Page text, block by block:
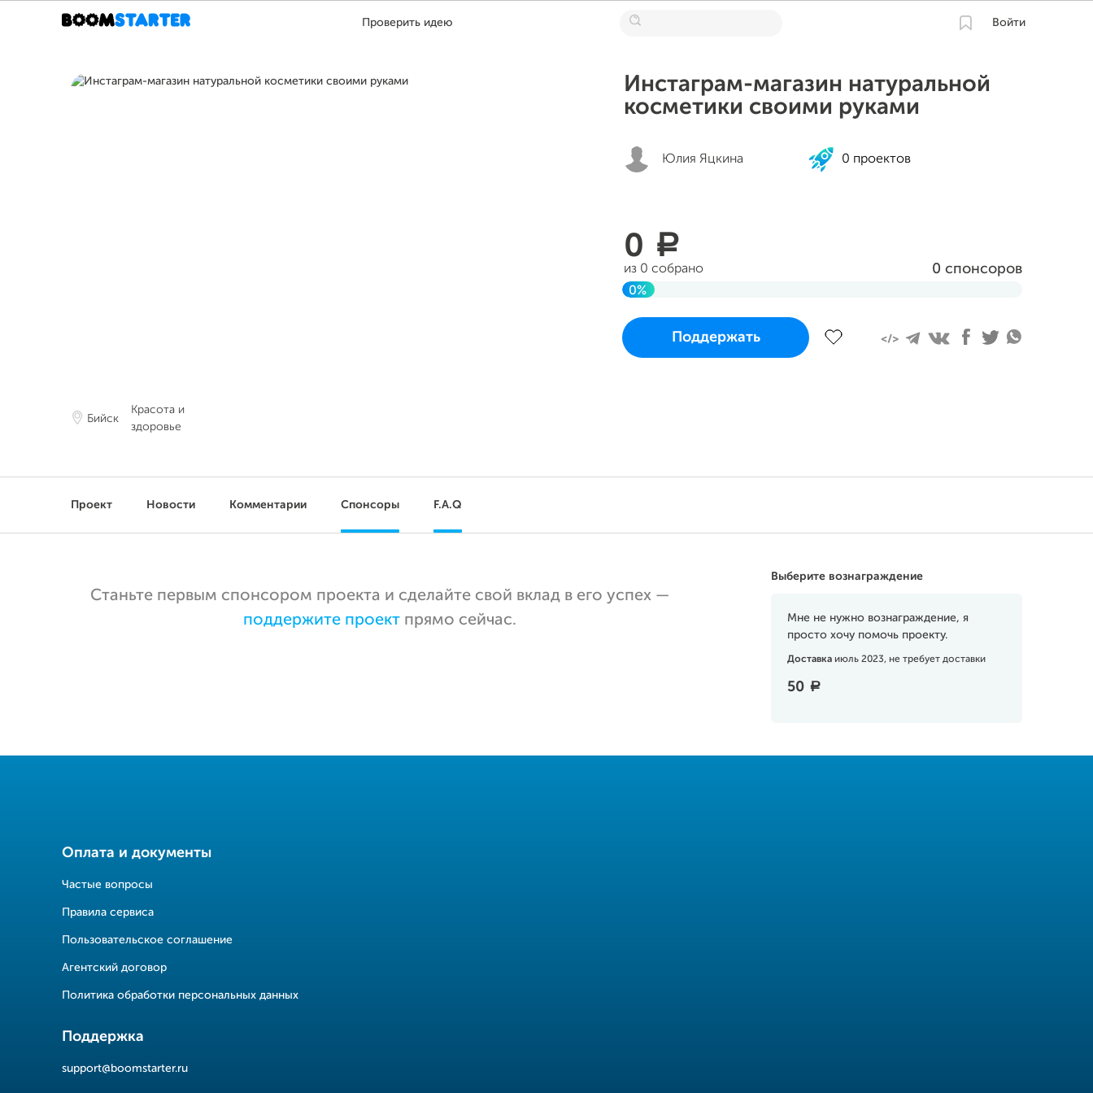
Проверить идею Войти
Бийск
Красота и
здоровье
Инстаграм-магазин натуральной
косметики своими руками
Юлия Яцкина 0 проектов
0 a
из 0 собрано 0 спонсоров
0%
Проект начался и завершится
во вторник 25 июля 2023 в 15:10 MSK
Поддержать
Проект Новости Комментарии Спонсоры F.A.Q
Выберите вознаграждение
Мне не нужно вознаграждение, я
просто хочу помочь проекту.
Доставка июль 2023, не требует доставки
50 a
Станьте первым спонсором проекта и сделайте свой вклад в его успех —
поддержите проект прямо сейчас.
Оплата и документы
Частые вопросы
Правила сервиса
Пользовательское соглашение
Агентский договор
Политика обработки персональных данных
Поддержка
support@boomstarter.ru